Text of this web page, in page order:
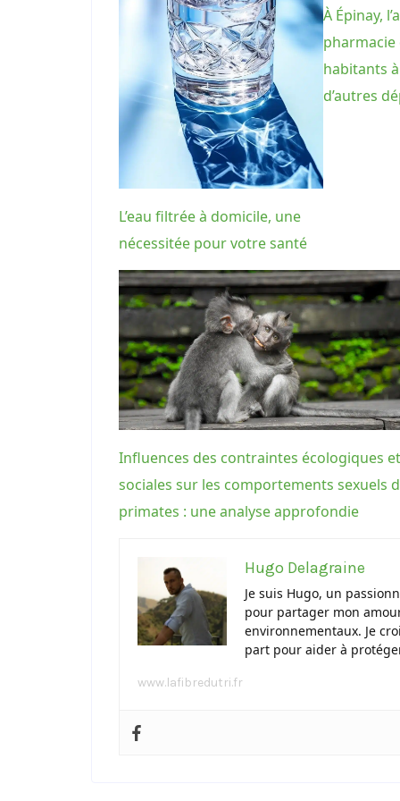
L’eau filtrée à domicile, une
nécessitée pour votre santé
À Épinay,
habitants
d’autres
Influences des contraintes écologiques et
sociales sur les comportements sexuels
primates : une analyse approfondie
Hugo Delagraine
Je suis Hugo, un
pour partager mon
environnementaux. Je
part pour aider à
www.lafibredutri.fr